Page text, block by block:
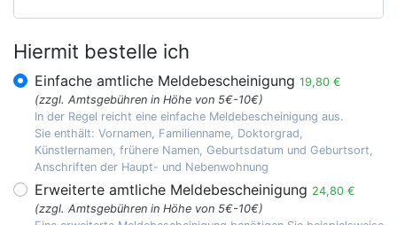
Hiermit bestelle ich
Einfache amtliche Meldebescheinigung 19,80 €
(zzgl. Amtsgebühren in Höhe von 5€-10€)
In der Regel reicht eine einfache Meldebescheinigung aus.
Sie enthält: Vornamen, Familienname, Doktorgrad,
Künstlernamen, frühere Namen, Geburtsdatum und Geburtsort,
Anschriften der Haupt- und Nebenwohnung
Erweiterte amtliche Meldebescheinigung 24,80 €
(zzgl. Amtsgebühren in Höhe von 5€-10€)